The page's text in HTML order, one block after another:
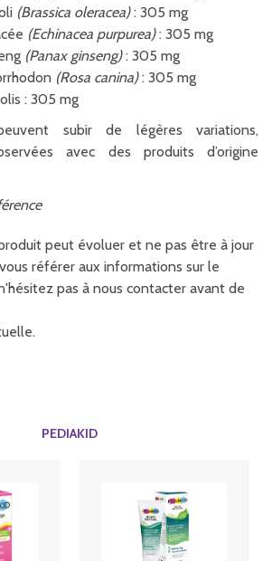
(Brassica oleracea): 305 mg
(Echinacea purpurea): 305 mg
(Panax ginseng): 305 mg
(Rosa canina): 305 mg
: 305 mg
subir de légères variations,
avec des produits d’origine
peut évoluer et ne pas être à jour
référer aux informations sur le
pas à nous contacter avant de
PEDIAKID